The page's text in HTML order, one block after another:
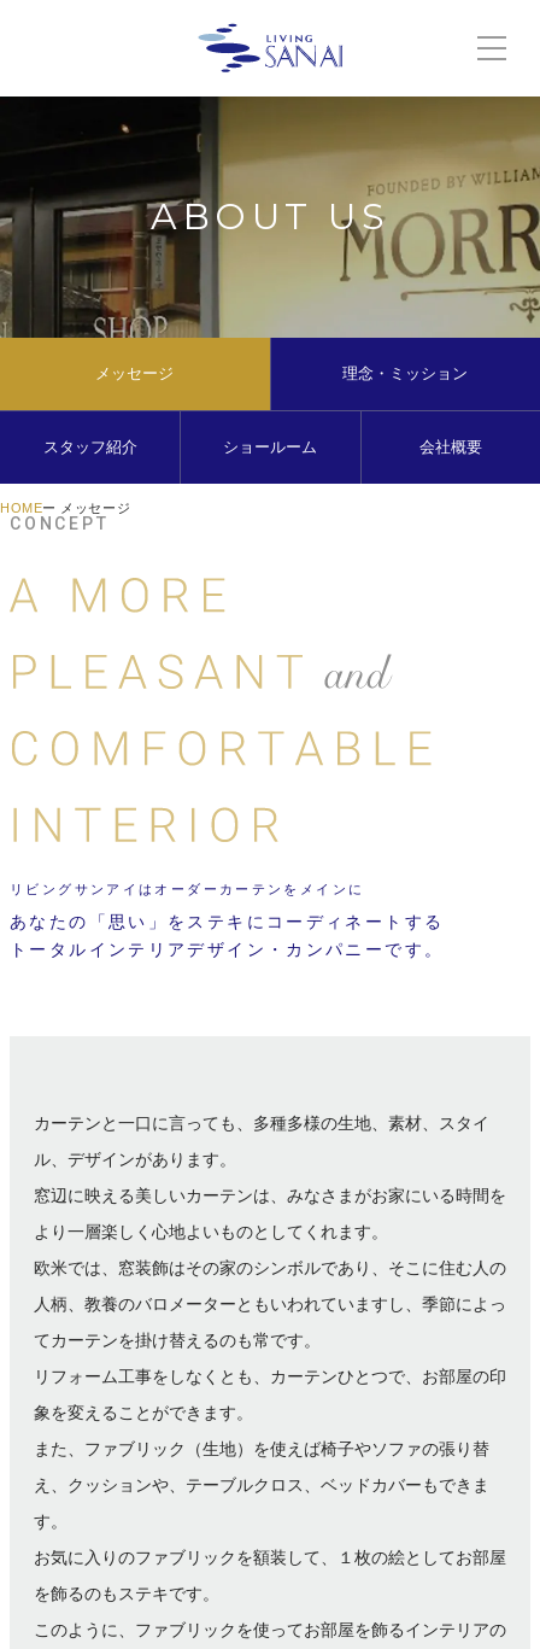
ABOUT US
メッセージ 理念・ミッション
スタッフ紹介 ショールーム 会社概要
HOME メッセージ
CONCEPT
リビングサンアイはオーダーカーテンをメインに
あなたの「思い」をステキにコーディネートする
トータルインテリアデザイン・カンパニーです。
カーテンと一口に言っても、 多種多様の生地、素材、スタイ
ル、デザインがあります。
窓辺に映える美しいカーテンは、みなさまがお家にいる時間を
より一層楽しく心地よいものとしてくれます。
欧米では、窓装飾はその家のシンボルであり、そこに住む人の
人柄、 教養のバロメーターともいわれていますし、 季節によっ
てカーテンを掛け替えるのも常です。
リフォーム工事をしなくとも、カーテンひとつで、 お部屋の印
象を変えることができます。
また、ファブリック（生地）を使えば椅子やソファの張り替
え、 クッションや、テーブルクロス、ベッドカバーもできま
す。
お気に入りのファブリックを額装して、
１枚の絵としてお部屋
を飾るのもステキです。
このように、ファブリックを使ってお部屋を飾るインテリアの